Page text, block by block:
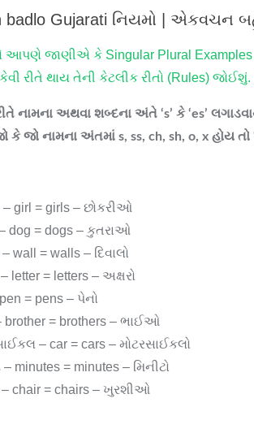
badlo Gujarati નિયમો | એકવચન
આપણે જાણીએ કે Singular Plural Examples
રીતે થાય તેની કેટલીક રીતો (Rules) જોઈશું.
નામના અથવા શબ્દના અંતે ‘s’ કે ‘es’
કે જો નામના અંતમાં s, ss, ch, sh, o, x હોય તો
– girl = girls – છોકરીઓ
dog = dogs – કુતરાઓ
– wall = walls – દિવાલો
letter = letters – અક્ષરો
= pens – પેનો
brother = brothers – ભાઈઓ
– car = cars – મોટરસાઈકલો
– minutes = minutes – મિનીટો
chair = chairs – ખુરશીઓ